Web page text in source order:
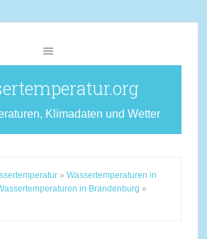
Klimadaten und Wetter
» Wassertemperaturen in
in Brandenburg »